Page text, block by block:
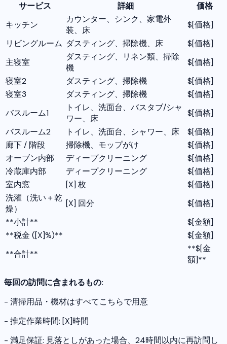
サービス 詳細
価格
キッチン
カウンター、シンク、家電外
装、床
$[価格]
リビングルーム ダスティング、掃除機、床
$[価格]
主寝室
ダスティング、リネン類、掃除
機
$[価格]
寝室2
ダスティング、掃除機
$[価格]
寝室3
ダスティング、掃除機
$[価格]
バスルーム1
トイレ、洗面台、バスタブ/シャ
ワー、床
$[価格]
バスルーム2
トイレ、洗面台、シャワー、床
$[価格]
廊下 / 階段
掃除機、モップがけ
$[価格]
オーブン内部
ディープクリーニング
$[価格]
冷蔵庫内部
ディープクリーニング
$[価格]
室内窓
[X] 枚
$[価格]
洗濯（洗い＋乾
燥）
[X] 回分
$[価格]
**小計**
$[金額]
**税金 ([X]%)**
$[金額]
**合計**
**$[金
額]**
毎回の訪問に含まれるもの:
- 清掃用品・機材はすべてこちらで用意
- 推定作業時間: [X]時間
- 満足保証: 見落としがあった場合、24時間以内に再訪問し